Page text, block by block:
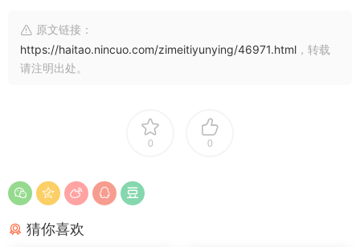
原文链接：
https://haitao.nincuo.com/zimeitiyunying/46971.html ，转载
请注明出处。
0 0
猜你喜欢